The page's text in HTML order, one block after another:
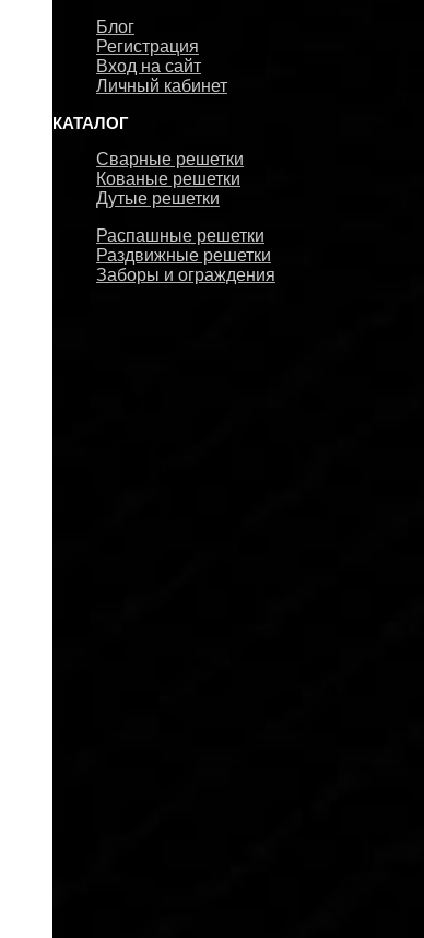
Блог
Регистрация
Вход на сайт
Личный кабинет
КАТАЛОГ
Сварные решетки
Кованые решетки
Дутые решетки
Распашные решетки
Раздвижные решетки
Заборы и ограждения